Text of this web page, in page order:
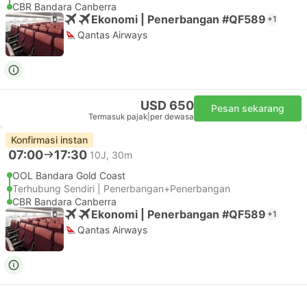
CBR Bandara Canberra
Ekonomi | Penerbangan #QF589 +1
Qantas Airways
USD 650
Termasuk pajak per dewasa
Pesan sekarang
Konfirmasi instan
07:00 17:30 10J, 30m
OOL Bandara Gold Coast
Terhubung Sendiri | Penerbangan+Penerbangan
CBR Bandara Canberra
Ekonomi | Penerbangan #QF589 +1
Qantas Airways